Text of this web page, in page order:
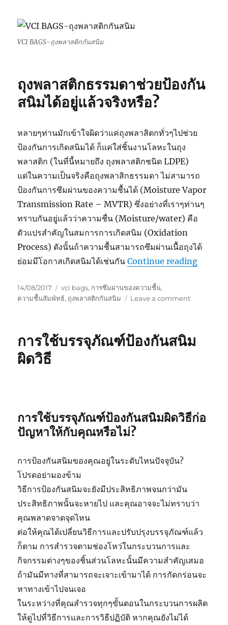
VCI BAGS-ถุงพลาสติกกันสนิม
ถุงพลาสติกธรรมดาช่วยป้องกัน
สนิมได้อยู่แล้วจริงหรือ?
หลายๆท่านมักเข้าใจผิดว่าแค่ถุงพลาสิตกทั่วๆไปช่วย
ป้องกันการเกิดสนิมได้ ก็แค่ใส่ชิ้นงานโลหะในถุง
พลาสติก (ในที่นี้หมายถึง ถุงพลาสติกชนิด LDPE)
แต่ในความเป็นจริงคือถุงพลาสิกธรรมดา ไม่สามารถ
ป้องกันการซึมผ่านของความชื้นได้ (Moisture Vapor
Transmission Rate – MVTR) ซึ่งอย่างที่เราๆท่านๆ
ทราบกันอยู่แล้วว่าความชื่น (Moisture/water) คือ
ตัวแปรสำคัญในสมการการเกิดสนิม (Oxidation
Process) ดังนั้นถ้าความชื้นสามารถซึมผ่านเนื้อถุงได้
ย่อมมีโอกาสเกิดสนิมได้เช่นกันContinue reading“VCI
Posted
on
14/08/2017 Tags
vci bags, การซึมผ่านของความชื้น,
ความชื้นสัมพัทธ์, ถุงพลาสติกกันสนิม Leave a commenton
พลาสติก
การใช้บรรจุภัณฑ์ป้องกันสนิม
ผิดวิธี
การใช้บรรจุภัณฑ์ป้องกันสนิมผิดวิธีก่อ
ปัญหาให้กับคุณหรือไม่?
การป้องกันสนิมของคุณอยู่ในระดับไหนปัจจุบัน?
โปรดอย่ามองข้าม
วิธีการป้องกันสนิมจะยังมีประสิทธิภาพจนกว่ามัน
ประสิทธิภาพนั้นจะหายไป และคุณอาจจะไม่ทราบว่า
คุณพลาดจาดจุดไหน
ต่อให้คุณได้เปลี่ยนวิธีการและปรับปรุงบรรจุภัณฑ์แล้ว
ก็ตาม การสำรวจตามช่องโหว่ในกระบวนการและ
กิจกรรมต่างๆของชิ้นส่วนโลหะนั้นมีความสำคัญเสมอ
ถ้ามันมีทางที่สามารถจะเจาะเข้ามาได้ การกัดกร่อนจะ
หาทางเข้าไปจนเจอ
ในระหว่างที่คุณสำรวจทุกๆขั้นตอนในกระบวนการผลิต
ให้ดูไปที่วิธีการและการวิธีปฏิบัติ หากคุณยังไม่ได้